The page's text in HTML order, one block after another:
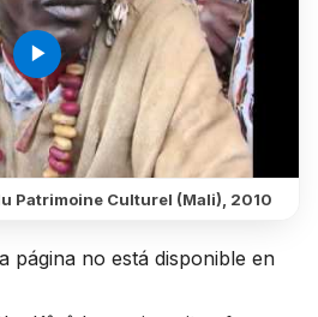
play_arrow
Patrimoine Culturel (Mali), 2010
página no está disponible en